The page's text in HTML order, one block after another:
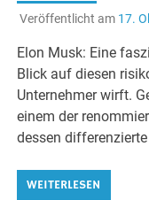
Veröffentlicht am 17.
Elon Musk: Eine
Blick auf diesen
Unternehmer wirft.
einem der
dessen
WEITERLESEN